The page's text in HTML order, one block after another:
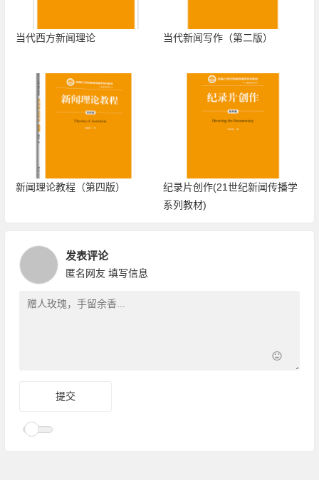
当代西方新闻理论 当代新闻写作（第二版）
新闻理论教程（第四版）
纪录片创作(21世纪新闻传播学
系列教材)
发表评论
匿名网友 填写信息